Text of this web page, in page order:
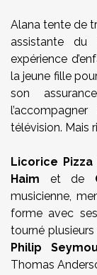
Alana tente de
assistante du
expérience
la jeune fille
son
télévision. Mais
Licorice Pizza
Haim et de
musicienne,
forme avec
tourné
Philip
Thomas